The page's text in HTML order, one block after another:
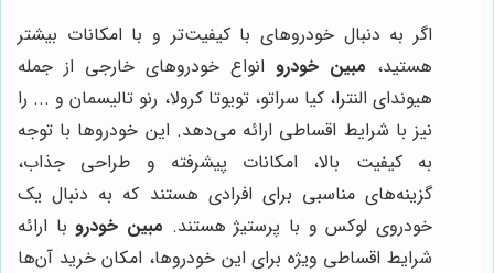
اگر به دنبال خودروهای با کیفیت‌تر و با امکانات بیشتر
هستید، مبین خودرو انواع خودروهای خارجی از جمله
هیوندای النترا، کیا سراتو، تویوتا کرولا، رنو تالیسمان و ... را
نیز با شرایط اقساطی ارائه می‌دهد. این خودروها با توجه
به کیفیت بالا، امکانات پیشرفته و طراحی جذاب،
گزینه‌های مناسبی برای افرادی هستند که به دنبال یک
خودروی لوکس و با پرستیژ هستند. مبین خودرو با ارائه
شرایط اقساطی ویژه برای این خودروها، امکان خرید آن‌ها